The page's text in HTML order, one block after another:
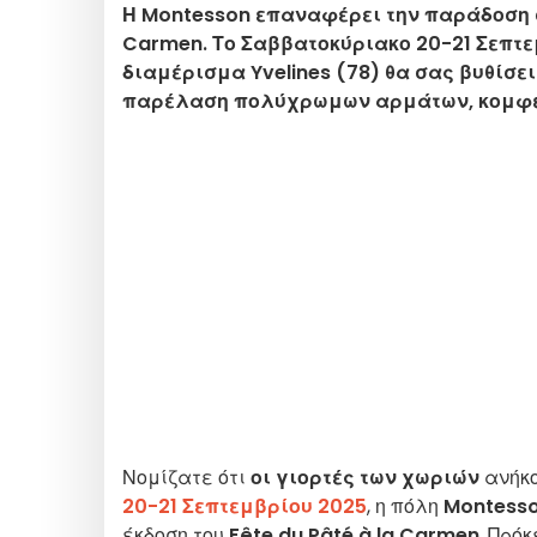
Η Montesson επαναφέρει την
Carmen. Το Σαββατοκύριακο 20-21
διαμέρισμα Yvelines (78) θα σας
παρέλαση πολύχρωμων αρμάτων,
Νομίζατε ότι οι γιορτές των χωριών
20-21 Σεπτεμβρίου 2025, η πόλη